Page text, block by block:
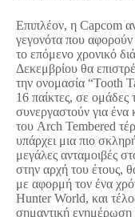
Επιπλέον, η Capcom
γεγονότα που
το επόμενο χρονικό
Δεκεμβρίου θα
την ονομασία “Tooth
16 παίκτες, σε
συνεργαστούν για ένα
του Arch Tembered
υπάρχει μια πιο
μεγάλες ανταμοιβές
στην αρχή του έτους,
με αφορμή τον ένα
Hunter World, και
σημαντική ενημέρωση